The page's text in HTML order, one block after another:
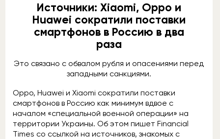
Источники: Xiaomi, Oppo и
Huawei сократили поставки
смартфонов в Россию в два
раза
Это связано с обвалом рубля и опасениями перед
западными санкциями.
Oppo, Huawei и Xiaomi сократили поставки
смартфонов в Россию как минимум вдвое с
началом «специальной военной операции» на
территории Украины. Об этом пишет Financial
Times со ссылкой на источников, знакомых с